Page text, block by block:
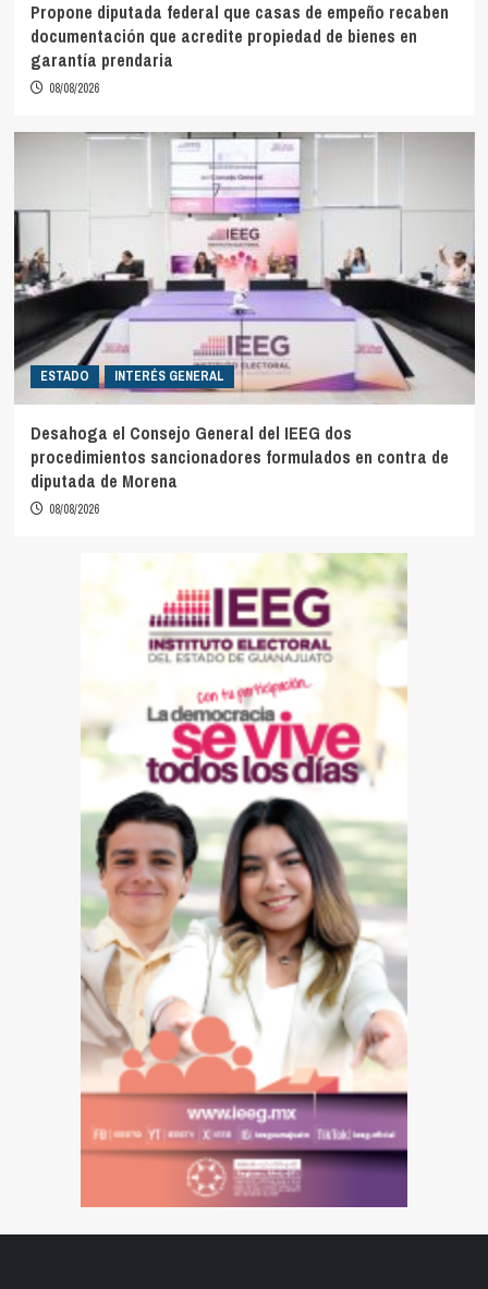
Propone diputada federal que casas de empeño recaben
documentación que acredite propiedad de bienes en
garantía prendaria
08/08/2026
ESTADO INTERÉS GENERAL
Desahoga el Consejo General del IEEG dos
procedimientos sancionadores formulados en contra de
diputada de Morena
08/08/2026